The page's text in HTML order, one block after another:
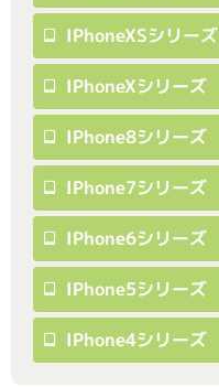
IPhoneXSシリーズ
IPhoneXシリーズ
IPhone8シリーズ
IPhone7シリーズ
IPhone6シリーズ
IPhone5シリーズ
IPhone4シリーズ